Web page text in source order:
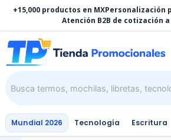
contenido
+15,000 productos en MXPersonalización
Atención B2B de cotización
Mundial 2026 Tecnología Escritura